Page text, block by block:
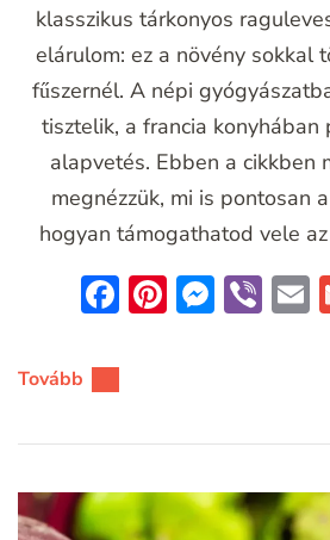
klasszikus tárkonyos
elárulom: ez a növény sokkal
fűszernél. A népi
tisztelik, a francia konyhában
alapvetés. Ebben a cikkben
megnézzük, mi is pontosan
hogyan támogathatod vele
Facebook
Pinterest
Tovább